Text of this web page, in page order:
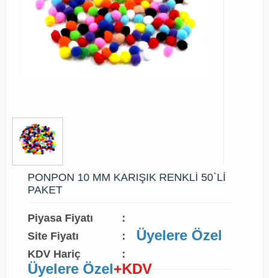
PONPON 10 MM KARIŞIK RENKLİ 50`Lİ
PAKET
Piyasa Fiyatı
:
Site Fiyatı
: Üyelere Özel
KDV Hariç :
Üyelere Özel+KDV